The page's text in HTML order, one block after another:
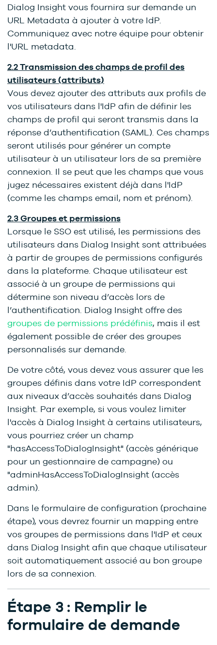
Dialog Insight vous fournira sur demande un
URL Metadata à ajouter à votre IdP.
Communiquez avec notre équipe pour obtenir
l'URL metadata.
2.2 Transmission des champs de profil des
utilisateurs (attributs)
Vous devez ajouter des attributs aux profils de
vos utilisateurs dans l'IdP afin de définir les
champs de profil qui seront transmis dans la
réponse d’authentification (SAML). Ces champs
seront utilisés pour générer un compte
utilisateur à un utilisateur lors de sa première
connexion. Il se peut que les champs que vous
jugez nécessaires existent déjà dans l'IdP
(comme les champs email, nom et prénom).
2.3 Groupes et permissions
Lorsque le SSO est utilisé, les permissions des
utilisateurs dans Dialog Insight sont attribuées
à partir de groupes de permissions configurés
dans la plateforme. Chaque utilisateur est
associé à un groupe de permissions qui
détermine son niveau d’accès lors de
l’authentification. Dialog Insight offre des
groupes de permissions prédéfinis, mais il est
également possible de créer des groupes
personnalisés sur demande.
De votre côté, vous devez vous assurer que les
groupes définis dans votre IdP correspondent
aux niveaux d’accès souhaités dans Dialog
Insight. Par exemple, si vous voulez limiter
l'accès à Dialog Insight à certains utilisateurs,
vous pourriez créer un champ
"hasAccessToDialogInsight" (accès générique
pour un gestionnaire de campagne) ou
"adminHasAccessToDialogInsight (accès
admin).
Dans le formulaire de configuration (prochaine
étape), vous devrez fournir un mapping entre
vos groupes de permissions dans l'IdP et ceux
dans Dialog Insight afin que chaque utilisateur
soit automatiquement associé au bon groupe
lors de sa connexion.
Étape 3 : Remplir le
formulaire de demande